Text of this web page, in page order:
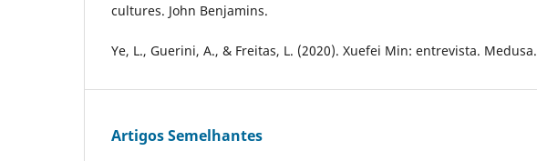
cultures. John Benjamins.
Ye, L., Guerini, A., & Freitas, L. (2020). Xuefei Min: entrevista. Medusa.
Artigos Semelhantes